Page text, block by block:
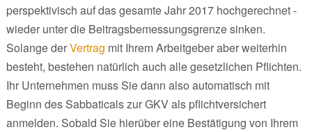
perspektivisch auf das gesamte Jahr 2017 hochgerechnet -
wieder unter die Beitragsbemessungsgrenze sinken.
Solange derVertrag mit Ihrem Arbeitgeber aber weiterhin
besteht, bestehen natürlich auch alle gesetzlichen Pflichten.
Ihr Unternehmen muss Sie dann also automatisch mit
Beginn des Sabbaticals zur GKV als pflichtversichert
anmelden. Sobald Sie hierüber eine Bestätigung von Ihrem